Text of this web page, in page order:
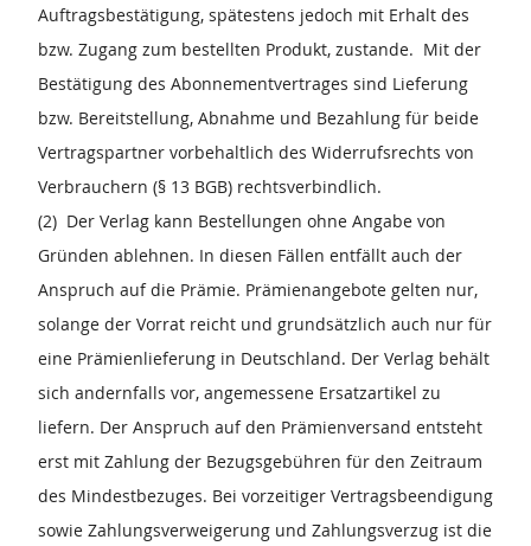
Auftragsbestätigung, spätestens jedoch mit Erhalt des
bzw. Zugang zum bestellten Produkt, zustande. Mit der
Bestätigung des Abonnementvertrages sind Lieferung
bzw. Bereitstellung, Abnahme und Bezahlung für beide
Vertragspartner vorbehaltlich des Widerrufsrechts von
Verbrauchern (§ 13 BGB) rechtsverbindlich.
(2) Der Verlag kann Bestellungen ohne Angabe von
Gründen ablehnen. In diesen Fällen entfällt auch der
Anspruch auf die Prämie. Prämienangebote gelten nur,
solange der Vorrat reicht und grundsätzlich auch nur für
eine Prämienlieferung in Deutschland. Der Verlag behält
sich andernfalls vor, angemessene Ersatzartikel zu
liefern. Der Anspruch auf den Prämienversand entsteht
erst mit Zahlung der Bezugsgebühren für den Zeitraum
des Mindestbezuges. Bei vorzeitiger Vertragsbeendigung
sowie Zahlungsverweigerung und Zahlungsverzug ist die